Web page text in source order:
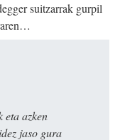
suitzarrak gurpil
eta azken
jaso gura